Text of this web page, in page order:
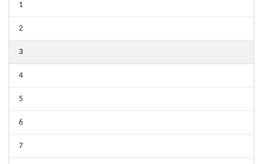
1
2
3
4
5
6
7